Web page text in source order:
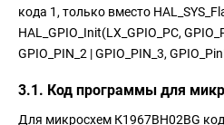
кода 1, только вместо
HAL_GPIO_Init(LX_GPIO_PC,
GPIO_PIN_2 | GPIO_PIN_3,
3.1. Код программы для
Для микросхем К1967ВН02BG